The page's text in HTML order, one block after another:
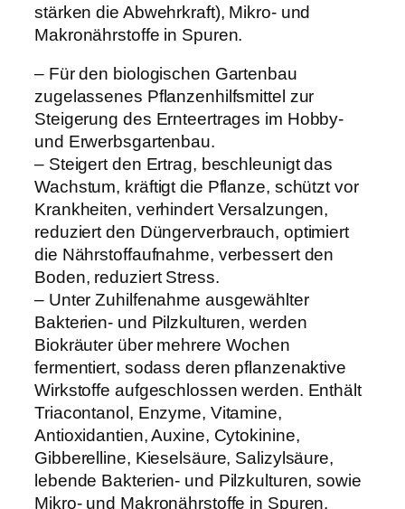
stärken die Abwehrkraft), Mikro- und
Makronährstoffe in Spuren.
– Für den biologischen Gartenbau
zugelassenes Pflanzenhilfsmittel zur
Steigerung des Ernteertrages im Hobby-
und Erwerbsgartenbau.
– Steigert den Ertrag, beschleunigt das
Wachstum, kräftigt die Pflanze, schützt vor
Krankheiten, verhindert Versalzungen,
reduziert den Düngerverbrauch, optimiert
die Nährstoffaufnahme, verbessert den
Boden, reduziert Stress.
– Unter Zuhilfenahme ausgewählter
Bakterien- und Pilzkulturen, werden
Biokräuter über mehrere Wochen
fermentiert, sodass deren pflanzenaktive
Wirkstoffe aufgeschlossen werden. Enthält
Triacontanol, Enzyme, Vitamine,
Antioxidantien, Auxine, Cytokinine,
Gibberelline, Kieselsäure, Salizylsäure,
lebende Bakterien- und Pilzkulturen, sowie
Mikro- und Makronährstoffe in Spuren.